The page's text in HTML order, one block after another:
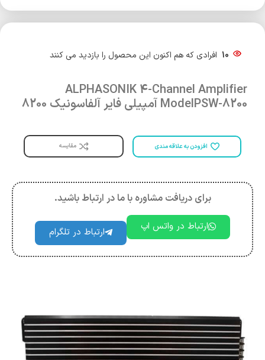
10 افرادی که هم اکنون این محصول را بازدید می کنند
ALPHASONIK 4-Channel Amplifier
ModelPSW-8200 آمپیلی فایر آلفاسونیک 8200
افزودن به علاقه مندی مقایسه
برای دریافت مشاوره با ما در ارتباط باشید.
ارتباط در واتس اپ ارتباط در تلگرام